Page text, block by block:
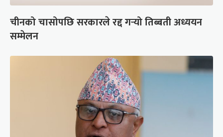
चीनको चासोपछि सरकारले रद्द गर्‍यो तिब्बती अध्ययन
सम्मेलन